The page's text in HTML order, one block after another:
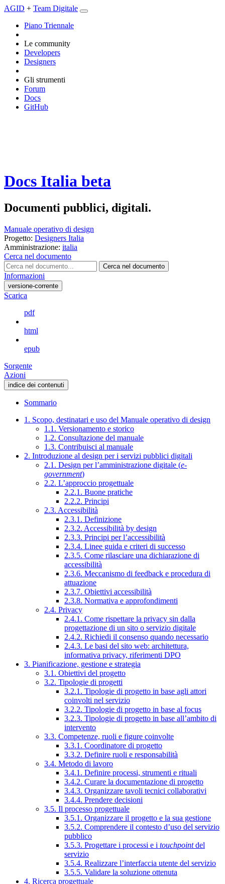
AGID + Team Digitale
Piano Triennale
Le community
Developers
Designers
Gli strumenti
Forum
Docs
GitHub
Docs Italia beta
Documenti pubblici, digitali.
Manuale operativo di design
Progetto: Designers Italia
Amministrazione: italia
Cerca nel documento
Cerca nel documento
Informazioni
versione-corrente
Scarica
pdf
html
epub
Sorgente
Azioni
indice dei contenuti
Sommario
1. Scopo, destinatari e uso del Manuale operativo di design
1.1. Versionamento e storico
1.2. Consultazione del manuale
1.3. Contribuisci al manuale
2. Introduzione al design per i servizi pubblici digitali
2.1. Design per l’amministrazione digitale (e-
government)
2.2. L’approccio progettuale
2.2.1. Buone pratiche
2.2.2. Principi
2.3. Accessibilità
2.3.1. Definizione
2.3.2. Accessibilità by design
2.3.3. Principi per l’accessibilità
2.3.4. Linee guida e criteri di successo
2.3.5. Come rilasciare una dichiarazione di
accessibilità
2.3.6. Meccanismo di feedback e procedura di
attuazione
2.3.7. Obiettivi accessibilità
2.3.8. Normativa e approfondimenti
2.4. Privacy
2.4.1. Come rispettare la privacy sin dalla
progettazione di un sito o servizio digitale
2.4.2. Richiedi il consenso quando necessario
2.4.3. Le basi del sito web: architettura,
informativa privacy, riferimenti DPO
3. Pianificazione, gestione e strategia
3.1. Obiettivi del progetto
3.2. Tipologie di progetti
3.2.1. Tipologie di progetto in base agli attori
coinvolti nel servizio
3.2.2. Tipologie di progetto in base al focus
3.2.3. Tipologie di progetto in base all’ambito di
intervento
3.3. Competenze, ruoli e figure coinvolte
3.3.1. Coordinatore di progetto
3.3.2. Definire ruoli e responsabilità
3.4. Metodo di lavoro
3.4.1. Definire processi, strumenti e rituali
3.4.2. Curare la documentazione di progetto
3.4.3. Organizzare tavoli tecnici collaborativi
3.4.4. Prendere decisioni
3.5. Il processo progettuale
3.5.1. Organizzare il progetto e la sua gestione
3.5.2. Comprendere il contesto d’uso del servizio
pubblico
3.5.3. Progettare i processi e i touchpointdel
servizio
3.5.4. Realizzare l’interfaccia utente del servizio
3.5.5. Validare la soluzione ottenuta
4. Ricerca progettuale